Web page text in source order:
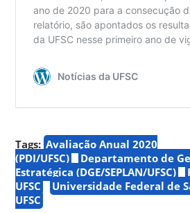
Tags: Avaliação Anual 2020
(PDI/UFSC)
Departamento de
Estratégica (DGE/SEPLAN/UFSC)
UFSC
Universidade Federal de
UFSC